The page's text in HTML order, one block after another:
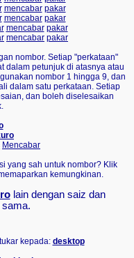
mencabar pakar
mencabar pakar
mencabar pakar
mencabar pakar
nombor. Setiap "perkataan"
dalam petunjuk di atasnya atau
nombor 1 hingga 9, dan
dalam satu perkataan. Setiap
dan boleh diselesaikan
Mencabar
yang sah untuk nombor? Klik
kemungkinan.
lain dengan saiz dan
sama.
kepada: desktop